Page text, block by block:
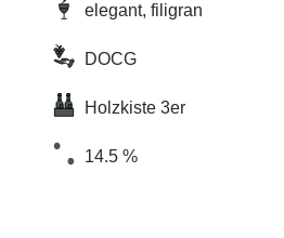
elegant, filigran
DOCG
Holzkiste 3er
14.5 %